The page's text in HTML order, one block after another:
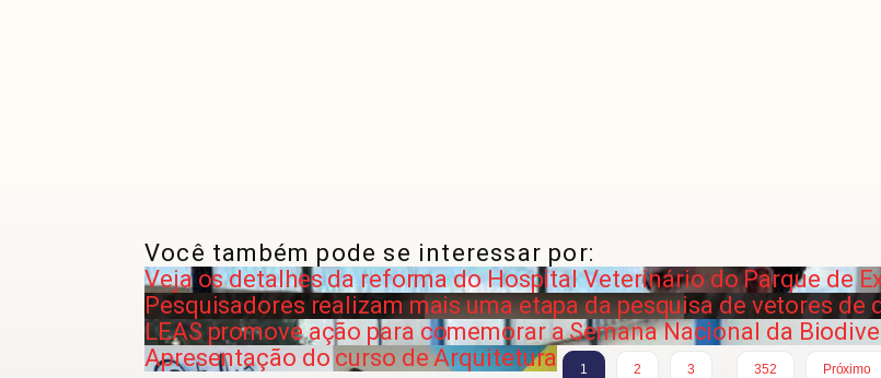
Você também pode se interessar por:
Veja os detalhes da reforma do Hospital Veterinário do Parque de
Pesquisadores realizam mais uma etapa da pesquisa de vetores de
LEAS promove ação para comemorar a Semana Nacional da
Apresentação do curso de Arquitetura
1 2 3
352
Próximo